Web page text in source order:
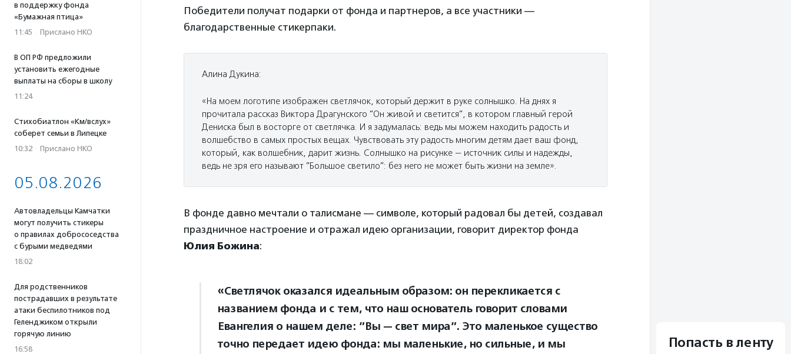
в поддержку фонда
«Бумажная птица»
11:45 · Прислано НКО
В ОП РФ предложили
установить ежегодные
выплаты на сборы в школу
11:24
Стихобиатлон «Км/вслух»
соберет семьи в Липецке
10:32 · Прислано НКО
05.08.2026
Автовладельцы Камчатки
могут получить стикеры
о правилах добрососедства
с бурыми медведями
18:02
Для родственников
пострадавших в результате
атаки беспилотников под
Геленджиком открыли
горячую линию
16:58
Победители получат подарки от фонда и партнеров, а все участники —
благодарственные стикерпаки.
Алина Дукина:
«На моем логотипе изображен светлячок, который держит в руке солнышко. На днях я
прочитала рассказ Виктора Драгунского ”Он живой и светится”, в котором главный герой
Дениска был в восторге от светлячка. И я задумалась: ведь мы можем находить радость и
волшебство в самых простых вещах. Чувствовать эту радость многим детям дает ваш фонд,
который, как волшебник, дарит жизнь. Солнышко на рисунке — источник силы и надежды,
ведь не зря его называют ”Большое светило”: без него не может быть жизни на земле».
В фонде давно мечтали о талисмане — символе, который радовал бы детей, создавал
праздничное настроение и отражал идею организации, говорит директор фонда
Юлия Божина:
«Светлячок оказался идеальным образом: он перекликается с
названием фонда и с тем, что наш основатель говорит словами
Евангелия о нашем деле: ”Вы — свет мира”. Это маленькое существо
точно передает идею фонда: мы маленькие, но сильные, и мы
Попасть в ленту